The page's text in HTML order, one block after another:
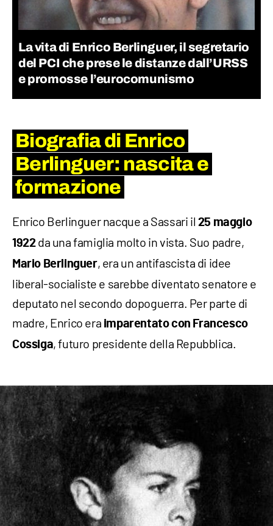
La vita di Enrico Berlinguer, il segretario
del PCI che prese le distanze dall’URSS
e promosse l’eurocomunismo
Biografia di Enrico
Berlinguer: nascita e
formazione
Enrico Berlinguer nacque a Sassari il 25 maggio
1922da una famiglia molto in vista. Suo padre,
Mario Berlinguer, era un antifascista di idee
liberal-socialiste e sarebbe diventato senatore e
deputato nel secondo dopoguerra. Per parte di
madre, Enrico era imparentato con Francesco
Cossiga, futuro presidente della Repubblica.